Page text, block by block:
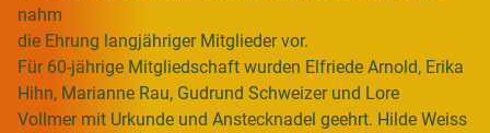
nahm
die Ehrung langjähriger Mitglieder vor.
Für 60-jährige Mitgliedschaft wurden Elfriede Arnold, Erika
Hihn, Marianne Rau, Gudrund Schweizer und Lore
Vollmer mit Urkunde und Anstecknadel geehrt. Hilde Weiss